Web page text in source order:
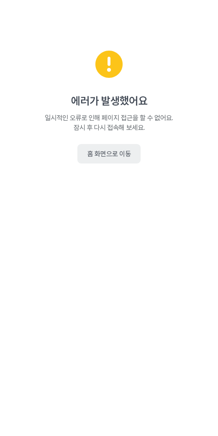
에러가 발생했어요
일시적인 오류로 인해 페이지 접근을 할 수 없어요.
잠시 후 다시 접속해 보세요.
홈 화면으로 이동